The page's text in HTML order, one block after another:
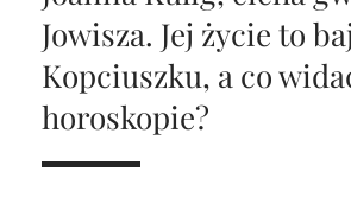
Horoskop Roczny 2026
Horoskop Miłosny
Horoskop Dziecięcy
Horoskop Biznesowy
Magia
Amulety i talizmany
ABC Kosmogramu
Niezwykły świat
Tarot3 karty
Magia imion
medycznej ani finansowej.
KURSY
Jowisza. Jej życie to
Kopciuszku, a co
horoskopie?